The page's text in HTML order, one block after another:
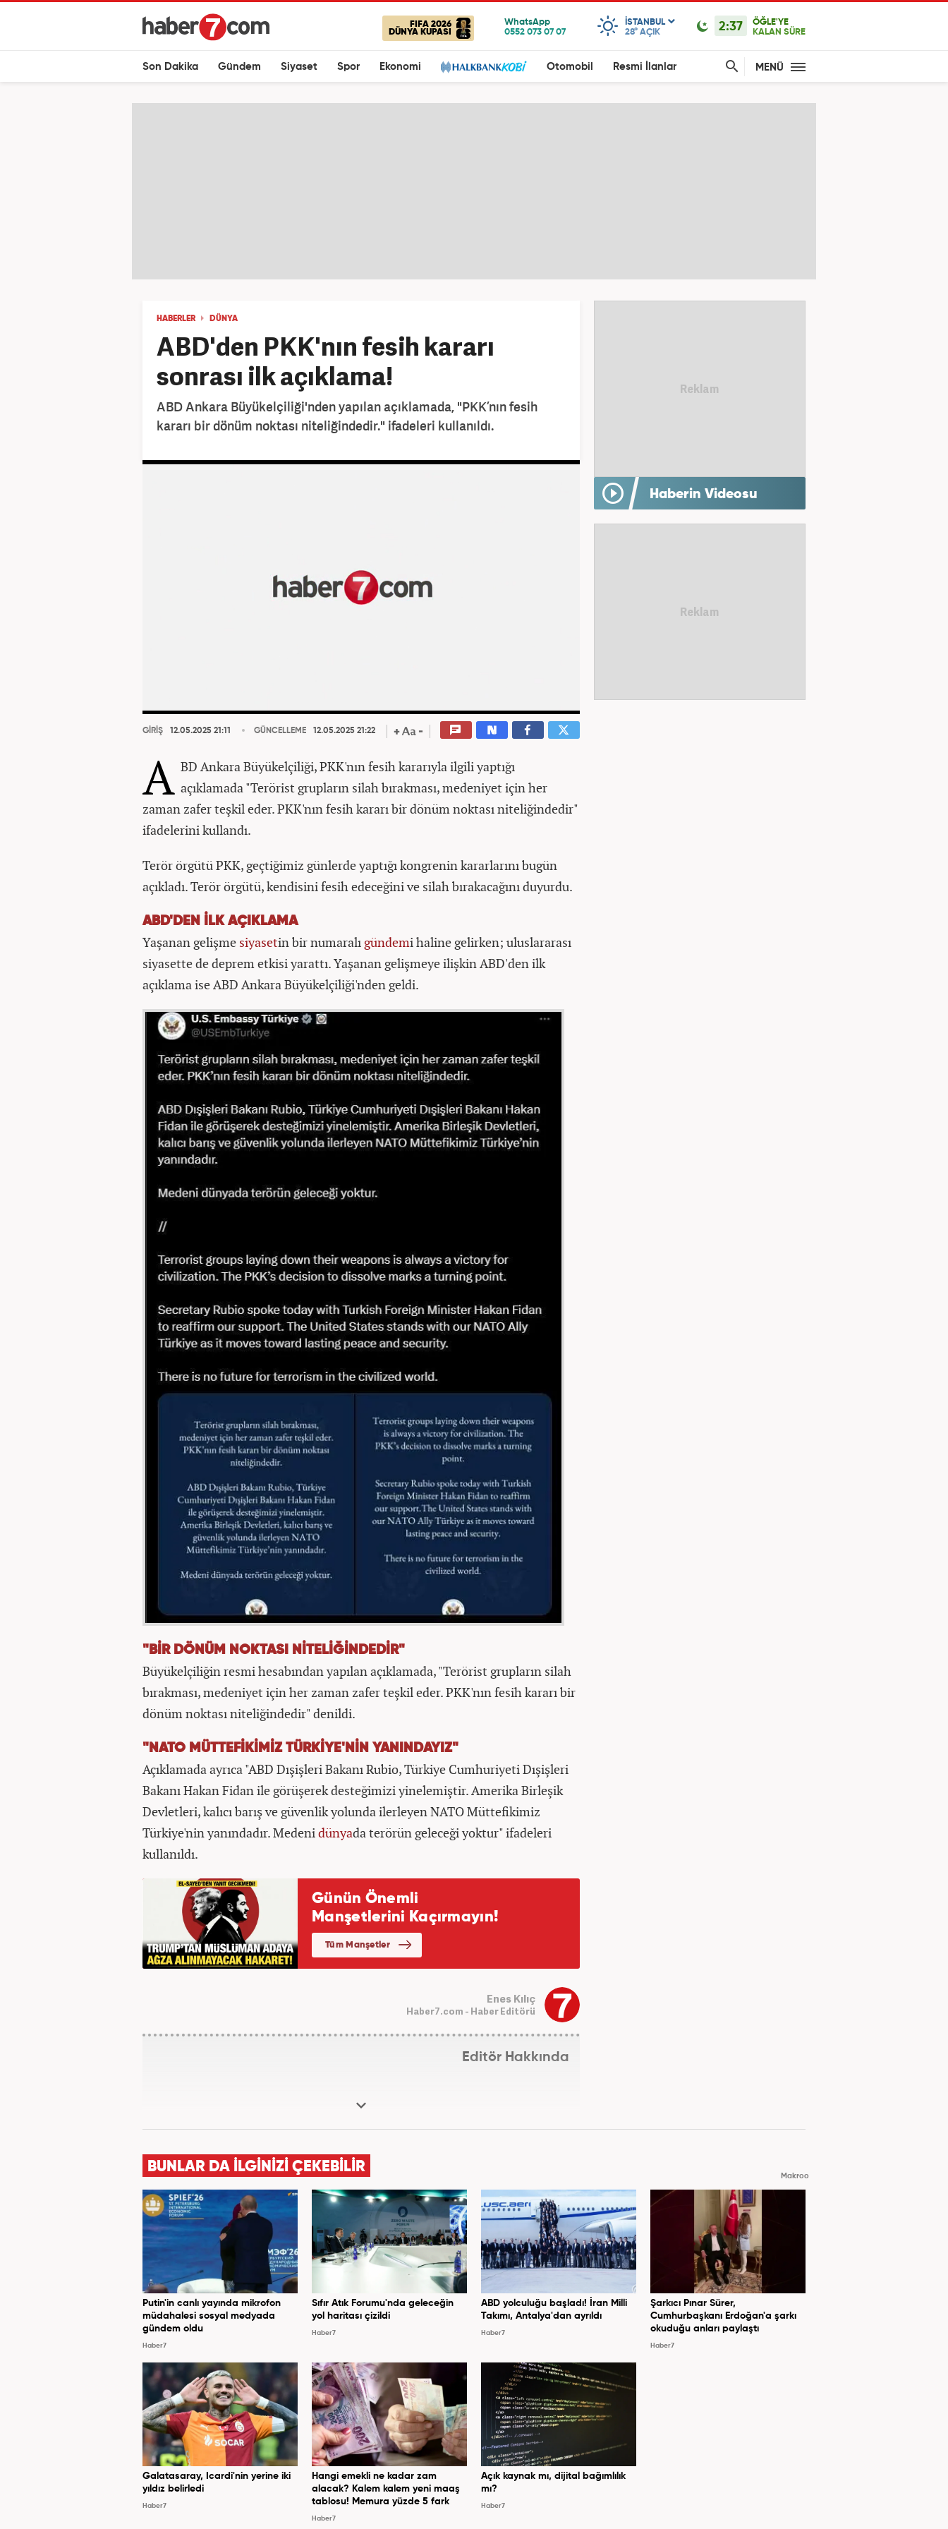
FIFA 2026
DÜNYA KUPASI
ISTANBUL
28° AÇIK 2:37
ÖĞLE'YE
KALAN SÜRE
Son Dakika Gündem Siyaset Spor Ekonomi Otomobil Resmi İlanlar MENÜ
HABERLER DÜNYA
ABD'den PKK'nın fesih kararı
sonrası ilk açıklama!
ABD Ankara Büyükelçiliği'nden yapılan açıklamada, "PKK’nın fesih
kararı bir dönüm noktası niteliğindedir." ifadeleri kullanıldı.
GİRİŞ 12.05.2025 21:11 GÜNCELLEME 12.05.2025 21:22
A BD Ankara Büyükelçiliği, PKK'nın fesih kararıyla ilgili yaptığı
açıklamada "Terörist grupların silah bırakması, medeniyet için her
zaman zafer teşkil eder. PKK'nın fesih kararı bir dönüm noktası niteliğindedir"
ifadelerini kullandı.
Terör örgütü PKK, geçtiğimiz günlerde yaptığı kongrenin kararlarını bugün
açıkladı. Terör örgütü, kendisini fesih edeceğini ve silah bırakacağını duyurdu.
ABD'DEN İLK AÇIKLAMA
Yaşanan gelişme siyasetin bir numaralı gündemi haline gelirken; uluslararası
siyasette de deprem etkisi yarattı. Yaşanan gelişmeye ilişkin ABD'den ilk
açıklama ise ABD Ankara Büyükelçiliği'nden geldi.
"BİR DÖNÜM NOKTASI NİTELİĞİNDEDİR"
Büyükelçiliğin resmi hesabından yapılan açıklamada, "Terörist grupların silah
bırakması, medeniyet için her zaman zafer teşkil eder. PKK'nın fesih kararı bir
dönüm noktası niteliğindedir" denildi.
"NATO MÜTTEFİKİMİZ TÜRKİYE'NİN YANINDAYIZ"
Açıklamada ayrıca "ABD Dışişleri Bakanı Rubio, Türkiye Cumhuriyeti Dışişleri
Bakanı Hakan Fidan ile görüşerek desteğimizi yinelemiştir. Amerika Birleşik
Devletleri, kalıcı barış ve güvenlik yolunda ilerleyen NATO Müttefikimiz
Türkiye'nin yanındadır. Medenidünyada terörün geleceği yoktur" ifadeleri
kullanıldı.
Enes Kılıç
Haber7.com - Haber Editörü
Editör Hakkında
Haberin Videosu
BUNLAR DA İLGİNİZİ ÇEKEBİLİR
Makroo
Putin'in canlı yayında mikrofon
müdahalesi sosyal medyada
gündem oldu
Haber7
Sıfır Atık Forumu'nda geleceğin
yol haritası çizildi
Haber7
ABD yolculuğu başladı! İran Milli
Takımı, Antalya'dan ayrıldı
Haber7
Şarkıcı Pınar Sürer,
Cumhurbaşkanı Erdoğan'a şarkı
okuduğu anları paylaştı
Haber7
Galatasaray, Icardi'nin yerine iki
yıldız belirledi
Haber7
Hangi emekli ne kadar zam
alacak? Kalem kalem yeni maaş
tablosu! Memura yüzde 5 fark
Haber7
Açık kaynak mı, dijital bağımlılık
mı?
Haber7